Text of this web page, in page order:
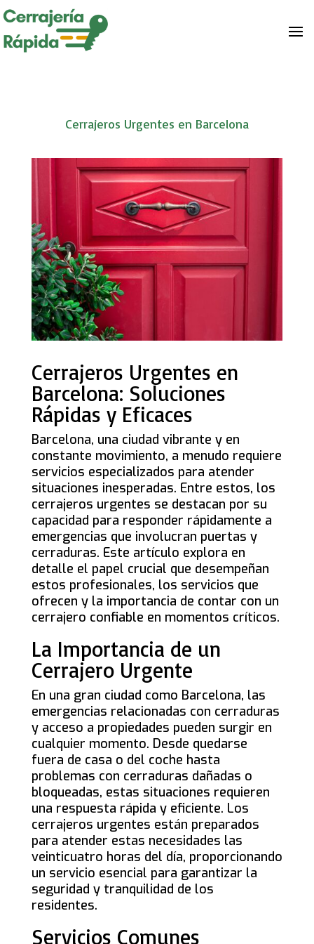
Cerrajeros Urgentes en Barcelona
Cerrajeros Urgentes en
Barcelona: Soluciones
Rápidas y Eficaces
Barcelona, una ciudad vibrante y en
constante movimiento, a menudo requiere
servicios especializados para atender
situaciones inesperadas. Entre estos, los
cerrajeros urgentes se destacan por su
capacidad para responder rápidamente a
emergencias que involucran puertas y
cerraduras. Este artículo explora en
detalle el papel crucial que desempeñan
estos profesionales, los servicios que
ofrecen y la importancia de contar con un
cerrajero confiable en momentos críticos.
La Importancia de un
Cerrajero Urgente
En una gran ciudad como Barcelona, las
emergencias relacionadas con cerraduras
y acceso a propiedades pueden surgir en
cualquier momento. Desde quedarse
fuera de casa o del coche hasta
problemas con cerraduras dañadas o
bloqueadas, estas situaciones requieren
una respuesta rápida y eficiente. Los
cerrajeros urgentes están preparados
para atender estas necesidades las
veinticuatro horas del día, proporcionando
un servicio esencial para garantizar la
seguridad y tranquilidad de los
residentes.
Servicios Comunes